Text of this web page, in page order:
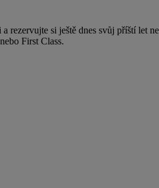
si ještě dnes svůj příští let
First Class.